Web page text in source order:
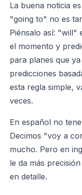
La buena noticia
"going to" no es
Piénsalo así: "will"
el momento y
para planes que
predicciones
esta regla simple,
veces.
En español no
Decimos "voy a
mucho. Pero en
le da más
en detalle.